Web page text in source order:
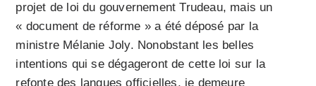
projet de loi du gouvernement Trudeau, mais un
« document de réforme » a été déposé par la
ministre Mélanie Joly. Nonobstant les belles
intentions qui se dégageront de cette loi sur la
refonte des langues officielles, je demeure